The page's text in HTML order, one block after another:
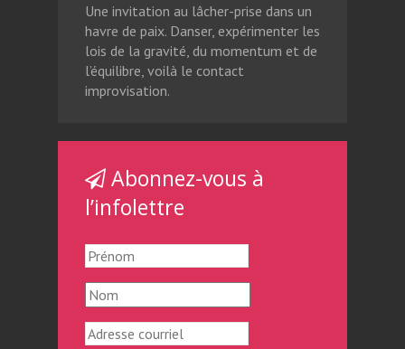
Une invitation au lâcher-prise dans un
havre de paix. Danser, expérimenter les
lois de la gravité, du momentum et de
l’équilibre, voilà le contact
improvisation.
Abonnez-vous à
l’infolettre